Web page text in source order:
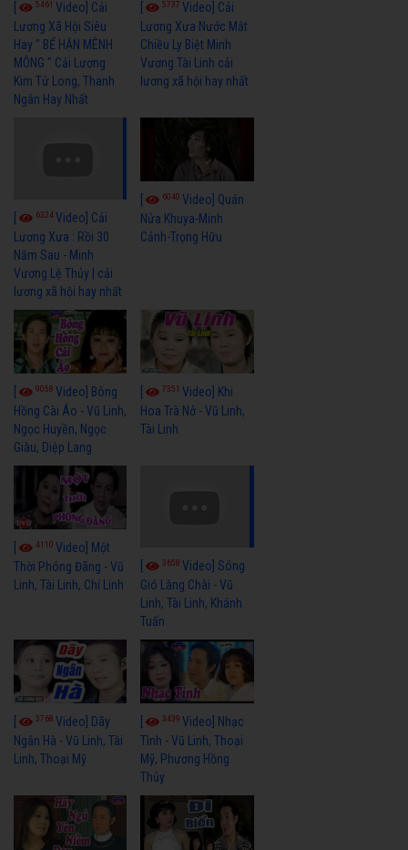
5461 Video] Cải
Lương Xã Hội Siêu
Hay " BỂ HẬN MÊNH
MÔNG " Cải Lương
Kim Tử Long, Thanh
Ngân Hay Nhất
5737Video] Cải
Lương Xưa Nước Mắt
Chiều Ly Biệt Minh
Vương Tài Linh cải
lương xã hội hay nhất
6324Video] Cải
Lương Xưa : Rồi 30
Năm Sau - Minh
Vương Lệ Thủy | cải
lương xã hội hay nhất
6040Video] Quán
Nửa Khuya-Minh
Cảnh-Trọng Hữu
9058 Video] Bông
Hồng Cài Áo - Vũ Linh,
Ngọc Huyền, Ngọc
Giàu, Diệp Lang
7351Video] Khi
Hoa Trà Nở - Vũ Linh,
Tài Linh
4110 Video] Một
Thời Phóng Đãng - Vũ
Linh, Tài Linh, Chí Linh
3658Video] Sóng
Gió Làng Chài - Vũ
Linh, Tài Linh, Khánh
Tuấn
3768 Video] Dãy
Ngân Hà - Vũ Linh, Tài
Linh, Thoại Mỹ
3439Video] Nhạc
Tình - Vũ Linh, Thoại
Mỹ, Phương Hồng
Thủy